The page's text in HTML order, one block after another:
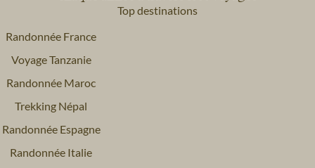
Top destinations
Randonnée France
Voyage Tanzanie
Randonnée Maroc
Trekking Népal
Randonnée Espagne
Randonnée Italie